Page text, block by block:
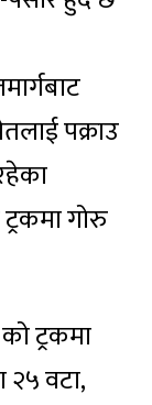
पक्राउ
गोरु
ट्रकमा
२५ वटा,